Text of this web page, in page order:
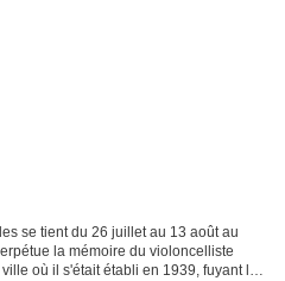
se tient du 26 juillet au 13 août au
la mémoire du violoncelliste
où il s'était établi en 1939, fuyant la